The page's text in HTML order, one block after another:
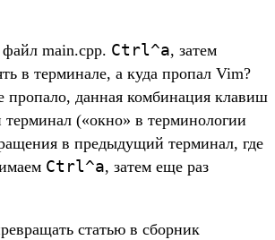
main.cpp. Ctrl^a, затем
в терминале, а куда пропал Vim?
пропало, данная комбинация клавиш
(«окно» в терминологии
в предыдущий терминал, где
Ctrl^a, затем еще раз
статью в сборник